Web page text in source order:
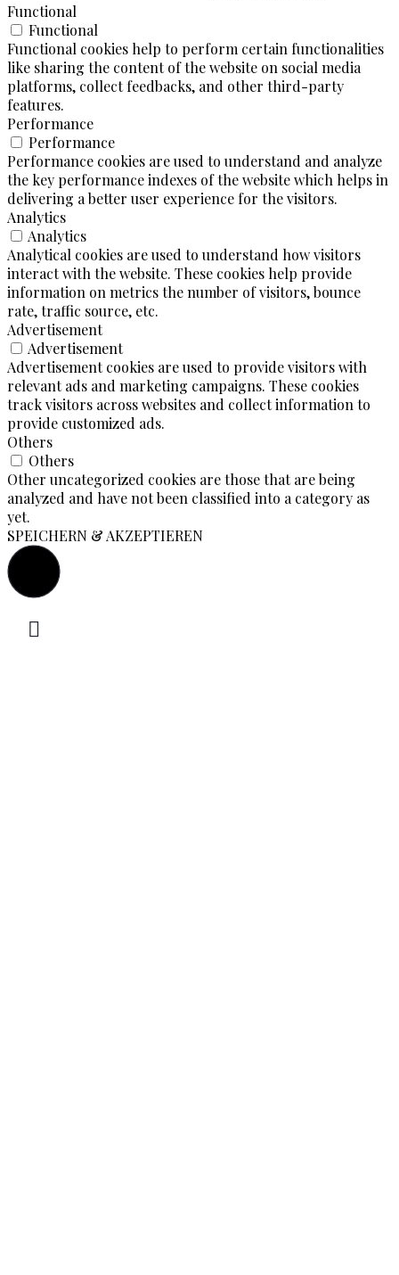
Functional
Functional
Functional cookies help to perform certain functionalities
like sharing the content of the website on social media
platforms, collect feedbacks, and other third-party
features.
Performance
Performance
Performance cookies are used to understand and analyze
the key performance indexes of the website which helps in
delivering a better user experience for the visitors.
Analytics
Analytics
Analytical cookies are used to understand how visitors
interact with the website. These cookies help provide
information on metrics the number of visitors, bounce
rate, traffic source, etc.
Advertisement
Advertisement
Advertisement cookies are used to provide visitors with
relevant ads and marketing campaigns. These cookies
track visitors across websites and collect information to
provide customized ads.
Others
Others
Other uncategorized cookies are those that are being
analyzed and have not been classified into a category as
yet.
SPEICHERN & AKZEPTIEREN